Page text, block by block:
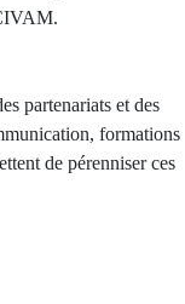
partenariats et des
formations
de pérenniser ces